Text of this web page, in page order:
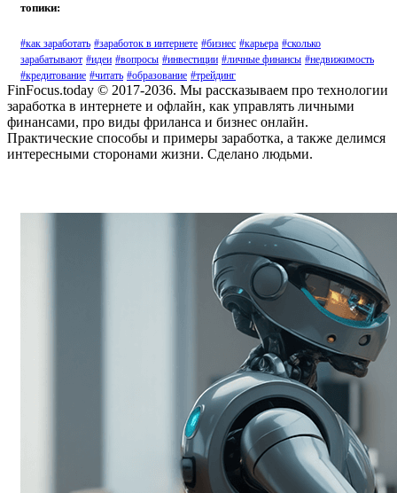
топики:
#как заработать #заработок в интернете #бизнес #карьера #сколько
зарабатывают #идеи #вопросы #инвестиции #личные финансы #недвижимость
#кредитование #читать #образование #трейдинг
FinFocus.today © 2017-2036. Мы рассказываем про технологии
заработка в интернете и офлайн, как управлять личными
финансами, про виды фриланса и бизнес онлайн.
Практические способы и примеры заработка, а также делимся
интересными сторонами жизни. Сделано людьми.